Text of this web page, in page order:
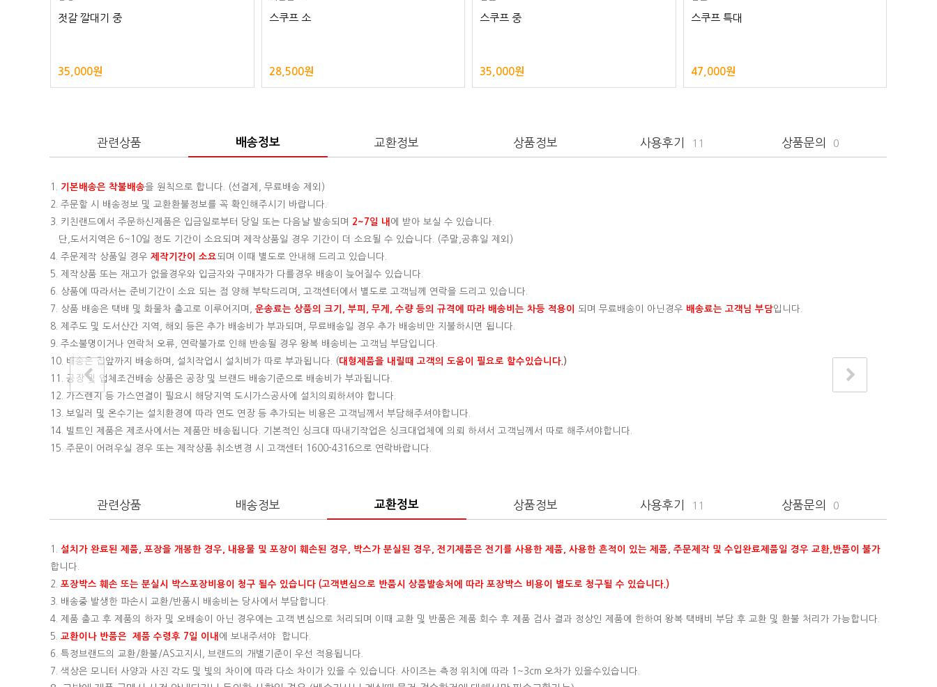
젓갈 깔대기 중
35,000원
스쿠프 소
28,500원
스쿠프 중
35,000원
스쿠프 특대
47,000원
관련상품 배송정보 교환정보 상품정보 사용후기 11 상품문의 0
1. 기본배송은 착불배송을 원칙으로 합니다. (선결제, 무료배송 제외)
2. 주문할 시 배송정보 및 교환환불정보를 꼭 확인해주시기 바랍니다.
3. 키친랜드에서 주문하신제품은 입금일로부터 당일 또는 다음날 발송되며
2~7일 내 에 받아 보실 수 있습니다.
단,도서지역은 6~10일 정도 기간이 소요되며 제작상품일 경우 기간이 더 소요될 수 있습니다. (주말,공휴일 제외)
4. 주문제작 상품일 경우 제작기간이 소요 되며 이때 별도로 안내해 드리고 있습니다.
5. 제작상품 또는 재고가 없을경우와 입금자와 구매자가 다를경우 배송이 늦어질수 있습니다.
6. 상품에 따라서는 준비기간이 소요 되는 점 양해 부탁드리며, 고객센터에서 별도로 고객님께 연락을 드리고 있습니다.
7. 상품 배송은 택배 및 화물차 출고로 이루어지며, 운송료는 상품의 크기, 부피, 무게, 수량 등의 규격에 따라 배송비는 차등 적용이 되며 무료배송이 아닌경우 배송료는 고객님 부담입니다.
8. 제주도 및 도서산간 지역, 해외 등은 추가 배송비가 부과되며, 무료배송일 경우 추가 배송비만 지불하시면 됩니다.
9. 주소불명이거나 연락처 오류, 연락불가로 인해 반송될 경우 왕복 배송비는 고객님 부담입니다.
10. 배송은 집앞까지 배송하며, 설치작업시 설치비가 따로 부과됩니다. (대형제품을 내릴때 고객의 도움이 필요로 할수있습니다. )
11. 공장 및 업체조건배송 상품은 공장 및 브랜드 배송기준으로 배송비가 부과됩니다.
12. 가스렌지 등 가스연결이 필요시 해당지역 도시가스공사에 설치의뢰하셔야 합니다.
13. 보일러 및 온수기는 설치환경에 따라 연도 연장 등 추가되는 비용은 고객님께서 부담해주셔야합니다.
14. 빌트인 제품은 제조사에서는 제품만 배송됩니다. 기본적인 싱크대 따내기작업은 싱크대업체에 의뢰 하셔서 고객님께서 따로 해주셔야합니다.
15. 주문이 어려우실 경우 또는 제작상품 취소변경 시 고객센터 1600-4316으로 연락바랍니다.
관련상품 배송정보 교환정보 상품정보 사용후기 11 상품문의 0
1. 설치가 완료된 제품, 포장을 개봉한 경우, 내용물 및 포장이 훼손된 경우, 박스가 분실된 경우, 전기제품은 전기를 사용한 제품, 사용한 흔적이 있는 제품, 주문제작 및 수입완료제품일 경우 교환,반품이 불가
합니다.
2. 포장박스 훼손 또는 분실시 박스포장비용이 청구 될수 있습니다 (고객변심으로 반품시 상품발송처에 따라 포장박스 비용이 별도로 청구될 수 있습니다.)
3. 배송중 발생한 파손시 교환/반품시 배송비는 당사에서 부담합니다.
4. 제품 출고 후 제품의 하자 및 오배송이 아닌 경우에는 고객 변심으로 처리되며 이때 교환 및 반품은 제품 회수 후 제품 검사 결과 정상인 제품에 한하여 왕복 택배비 부담 후 교환 및 환불 처리가 가능합니다.
5. 교환이나 반품은 제품 수령후 7일 이내 에 보내주셔야 합니다.
6. 특정브랜드의 교환/환불/AS고지시, 브랜드의 개별기준이 우선 적용됩니다.
7. 색상은 모니터 사양과 사진 각도 및 빛의 차이에 따라 다소 차이가 있을 수 있습니다. 사이즈는 측정 위치에 따라 1~3cm 오차가 있을수있습니다.